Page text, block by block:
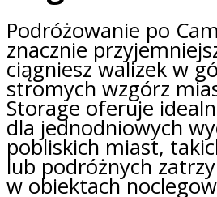
Podróżowanie po
znacznie
ciągniesz walizek w
stromych wzgórz
Storage oferuje
dla jednodniowych
pobliskich miast,
lub podróżnych
w obiektach